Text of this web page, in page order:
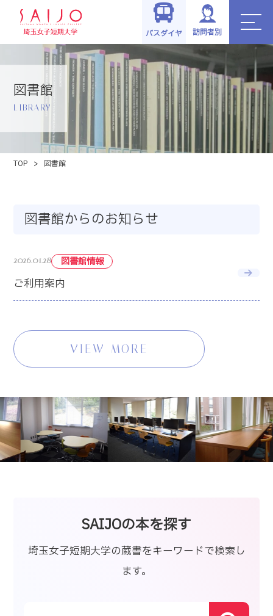
バスダイヤ 訪問者別
図書館
LIBRARY
TOP > 図書館
図書館からのお知らせ
2026.01.28 図書館情報
ご利用案内
VIEW MORE
SAIJOの本を探す
埼玉女子短期大学の蔵書をキーワードで検索し
ます。